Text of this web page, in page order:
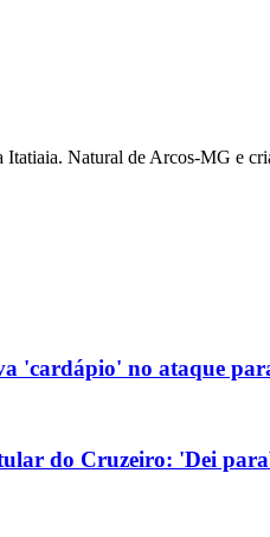
Natural de Arcos-MG e
'cardápio' no ataque
do Cruzeiro: 'Dei